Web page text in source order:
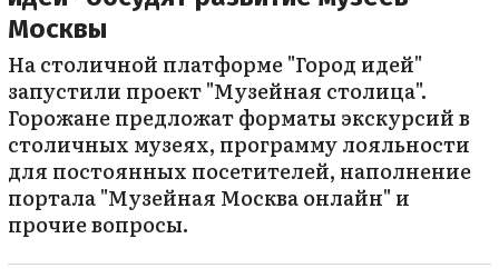
Москвы
На столичной платформе "Город идей"
запустили проект "Музейная столица".
Горожане предложат форматы экскурсий в
столичных музеях, программу лояльности
для постоянных посетителей, наполнение
портала "Музейная Москва онлайн" и
прочие вопросы.